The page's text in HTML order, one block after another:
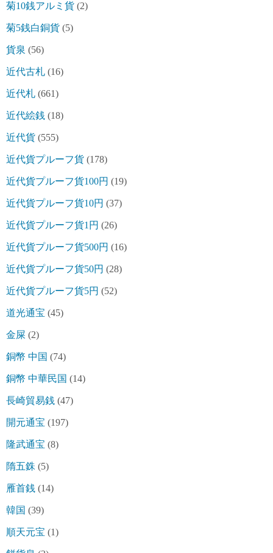
菊10銭アルミ貨 (2)
菊5銭白銅貨 (5)
貨泉 (56)
近代古札 (16)
近代札 (661)
近代絵銭 (18)
近代貨 (555)
近代貨プルーフ貨 (178)
近代貨プルーフ貨100円 (19)
近代貨プルーフ貨10円 (37)
近代貨プルーフ貨1円 (26)
近代貨プルーフ貨500円 (16)
近代貨プルーフ貨50円 (28)
近代貨プルーフ貨5円 (52)
道光通宝 (45)
金屎 (2)
銅幣 中国 (74)
銅幣 中華民国 (14)
長崎貿易銭 (47)
開元通宝 (197)
隆武通宝 (8)
隋五銖 (5)
雁首銭 (14)
韓国 (39)
順天元宝 (1)